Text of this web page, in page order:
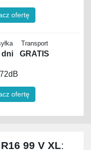
ofertę
dni
Transport
GRATIS
72dB
ofertę
99 V XL: